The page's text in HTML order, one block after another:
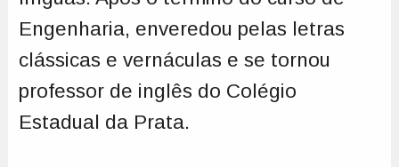
Engenharia, enveredou pelas letras
clássicas e vernáculas e se tornou
professor de inglês do Colégio
Estadual da Prata.